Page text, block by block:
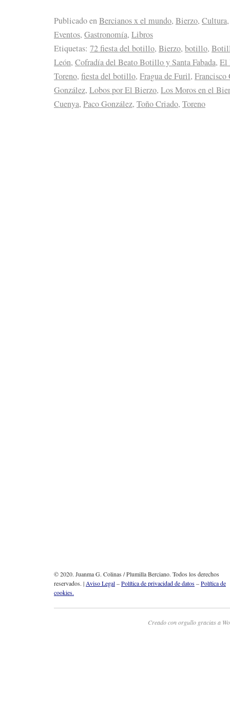
Publicado enBercianos x el mundo, Bierzo, Cultura,
Eventos, Gastronomía, Libros
Etiquetas: 72 fiesta del botillo, Bierzo, botillo,
León, Cofradía del Beato Botillo y Santa Fabada, El
Toreno, fiesta del botillo, Fragua de Furil, Francisco
González, Lobos por El Bierzo, Los Moros en el
Cuenya, Paco González, Toño Criado, Toreno
© 2020. Juanma G. Colinas / Plumilla Berciano. Todos los derechos
reservados. |Aviso Legal–Política de privacidad de datos–Política de
cookies.
Creado con orgullo gracias a